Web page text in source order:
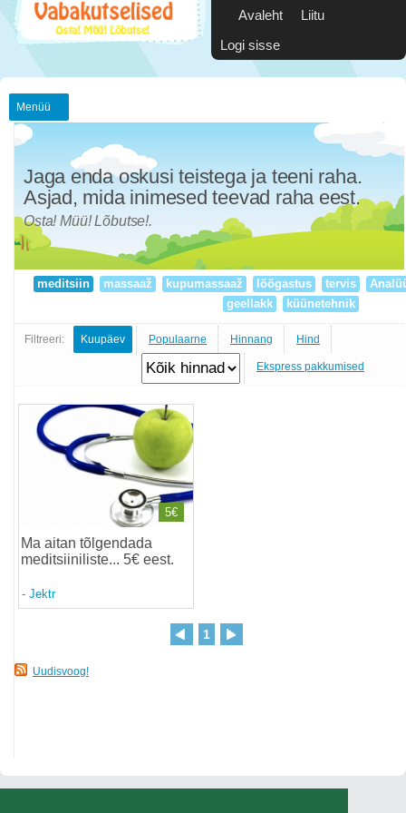
Avaleht
Liitu
Logi sisse
Menüü
Jaga enda oskusi teistega ja teeni raha.
Asjad, mida inimesed teevad raha eest.
Osta! Müü! Lõbutse!.
meditsiin massaaž kupumassaaž lõõgastus tervis
geellakk
küünetehnik
Filtreeri: Kuupäev Populaarne Hinnang Hind
Ekspress pakkumised
Ma aitan tõlgendada
meditsiiniliste... 5€ eest.
- Jektr
5€
1
Uudisvoog!